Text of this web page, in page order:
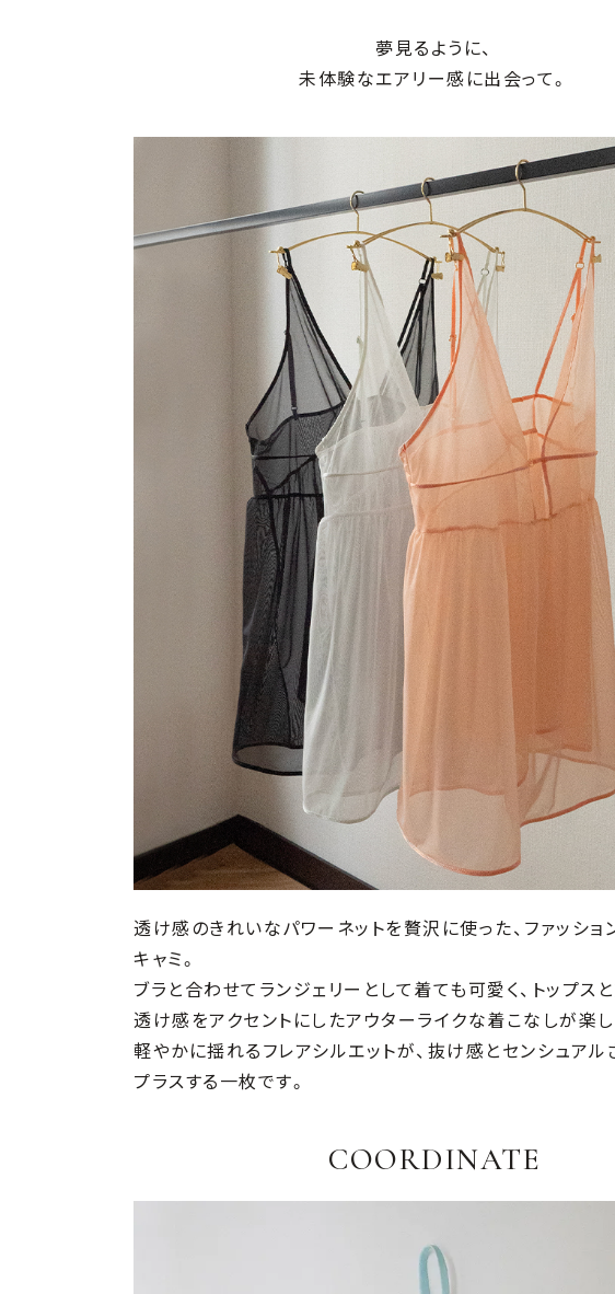
夢見るように、
未体験なエアリー感に出会って。
透け感のきれいなパワーネットを贅沢に使った、ファッショ
キャミ。
ブラと合わせてランジェリーとして着ても可愛く、トップス
透け感をアクセントにしたアウターライクな着こなしが楽し
軽やかに揺れるフレアシルエットが、抜け感とセンシュアル
プラスする一枚です。
COORDINATE